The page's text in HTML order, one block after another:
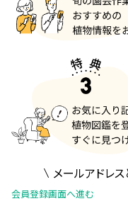
メールアドレ
会員登録画面へ進む